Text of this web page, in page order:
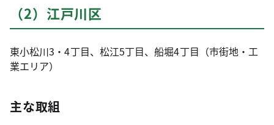
（2）江戸川区
東小松川3・4丁目、松江5丁目、船堀4丁目（市街地・工
業エリア）
主な取組